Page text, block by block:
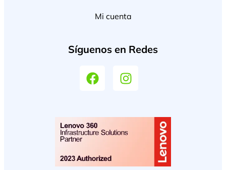
Mi cuenta
Síguenos en Redes